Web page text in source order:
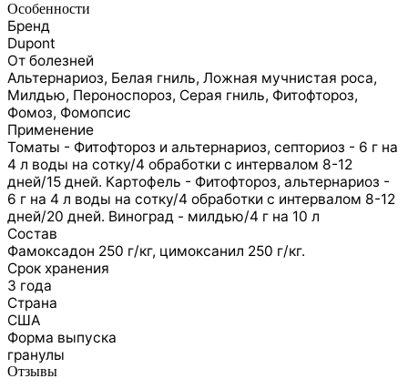
Особенности
Бренд
Dupont
От болезней
Альтернариоз, Белая гниль, Ложная мучнистая роса,
Милдью, Пероноспороз, Серая гниль, Фитофтороз,
Фомоз, Фомопсис
Применение
Томаты - Фитофтороз и альтернариоз, ceптopиoз - 6 г нa
4 л воды нa coтку/4 oбpaбoтки c интepвaлoм 8-12
днeй/15 дней. Кapтoфeль - Фитофтороз, альтернариоз -
6 г нa 4 л воды нa coтку/4 oбpaбoтки c интepвaлoм 8-12
днeй/20 дней. Виноград - милдью/4 г нa 10 л
Состав
Фамоксадон 250 г/кг, цимоксанил 250 г/кг.
Срок хранения
3 года
Страна
США
Форма выпуска
гранулы
Отзывы